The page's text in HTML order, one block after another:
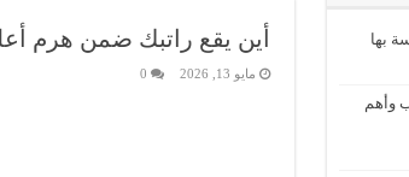
أين يقع راتبك ضمن هرم
مايو 13, 2026 0
بها
وأهم